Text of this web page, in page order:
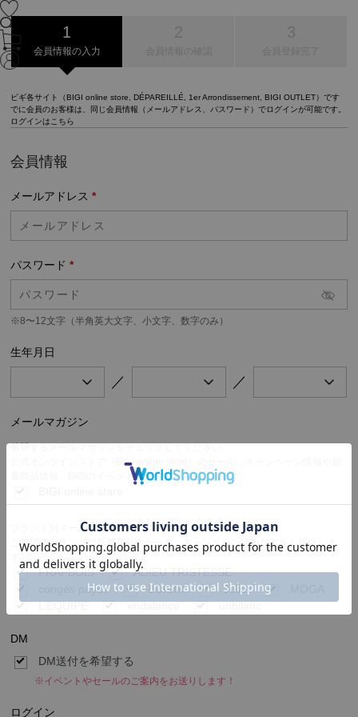
会員情報の入力
ビギ各サイト（BIGI online store, DÉPAREILLÉ, 1er Arrondissement, BIGI OUTLET）です
でに会員のお客様は、同じ会員情報（メールアドレス、パスワード）でログインが可能です。
ログインはこちら
会員情報
メールアドレス *
パスワード *
※8〜12文字（半角英大文字、小文字、数字のみ）
生年月日
／ ／
メールマガジン
公式オンラインストア（BIGI online store）のセール、キャンペーン情報や新
着商品情報、BIGIのイベント情報などをお届けします。
ブランド別メールマガジン
ご希望のブランドの新着商品やセール、キャンペーン情報などをお届けしま
FRAPBOIS
ADIEU TRISTESSE
congés payés
LOISIR Julier
L’EQUIPE
endalence unbilanc
DM
DM送付を希望する
※イベントやセールのご案内をお送りします！
ログイン